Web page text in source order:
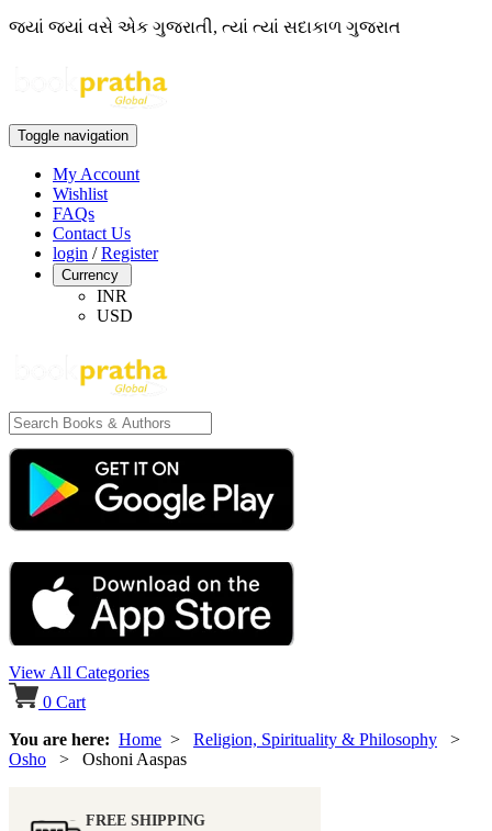
જ્યાં જ્યાં વસે એક ગુજરાતી, ત્યાં ત્યાં સદાકાળ ગુજરાત
Toggle navigation
My Account
Wishlist
FAQs
Contact Us
login /Register
Currency
INR
USD
View All Categories
0 Cart
You are here: Home > Religion, Spirituality & Philosophy >
Osho > Oshoni Aaspas
FREE SHIPPING